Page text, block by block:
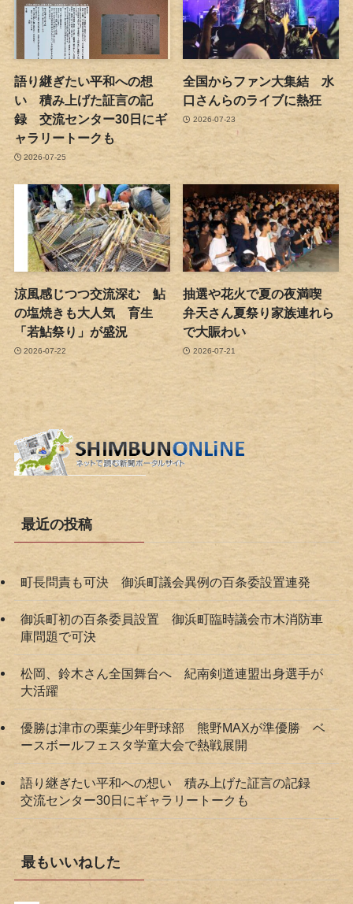
語り継ぎたい平和への想
い 積み上げた証言の記
録 交流センター30日にギ
ャラリートークも
2026-07-25
全国からファン大集結 水
口さんらのライブに熱狂
2026-07-23
涼風感じつつ交流深む 鮎
の塩焼きも大人気 育生
「若鮎祭り」が盛況
2026-07-22
抽選や花火で夏の夜満喫
弁天さん夏祭り家族連れら
で大賑わい
2026-07-21
最近の投稿
町長問責も可決 御浜町議会異例の百条委設置連発
御浜町初の百条委員設置 御浜町臨時議会市木消防車
庫問題で可決
松岡、鈴木さん全国舞台へ 紀南剣道連盟出身選手が
大活躍
優勝は津市の栗葉少年野球部 熊野MAXが準優勝 ベ
ースボールフェスタ学童大会で熱戦展開
語り継ぎたい平和への想い 積み上げた証言の記録
交流センター30日にギャラリートークも
最もいいねした